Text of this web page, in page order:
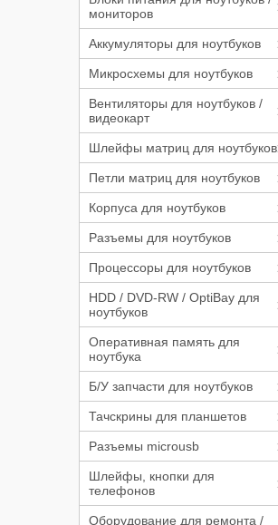
мониторов
Аккумуляторы для ноутбуков
Микросхемы для ноутбуков
Вентиляторы для ноутбуков /
видеокарт
Шлейфы матриц для ноутбуков
Петли матриц для ноутбуков
Корпуса для ноутбуков
Разъемы для ноутбуков
Процессоры для ноутбуков
HDD / DVD-RW / OptiBay для
ноутбуков
Оперативная память для
ноутбука
Б/У запчасти для ноутбуков
Тачскрины для планшетов
Разъемы microusb
Шлейфы, кнопки для
телефонов
Оборудование для ремонта /